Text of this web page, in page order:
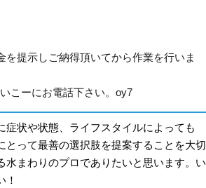
提示しご納得頂いてから作業を行いま
こーにお電話下さい。oy7
症状や状態、ライフスタイルによっても
とって最善の選択肢を提案することを大切
水まわりのプロでありたいと思います。い
！